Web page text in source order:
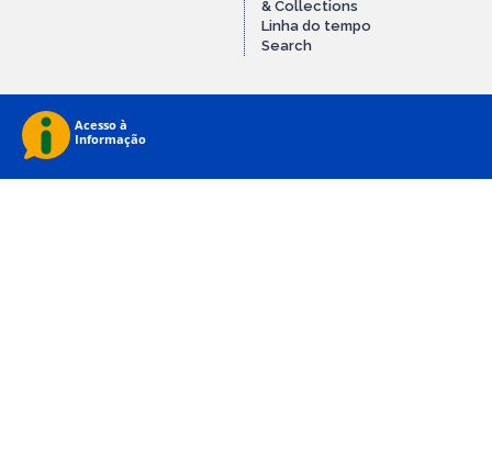
& Collections
Linha do tempo
Search